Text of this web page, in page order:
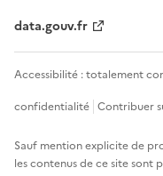
data.gouv.fr
Accessibilité : totalement
confidentialité Contribuer
Sauf mention explicite de
les contenus de ce site sont